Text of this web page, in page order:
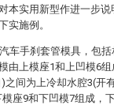
本实用新型作进一步说
实施例。
车手刹套管模具，包
由上模座1和上凹模6
之间为上冷却水腔3(开
座9和下凹模7组成，